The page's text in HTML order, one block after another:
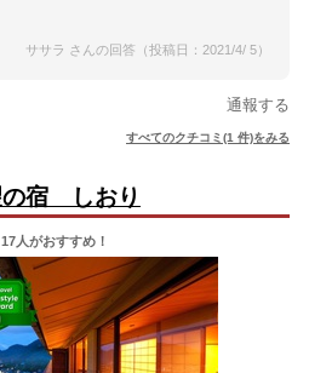
ササラ さんの回答（投稿日：2021/4/ 5）
通報する
すべてのクチコミ(1 件)をみる
宿 しおり
人がおすすめ！